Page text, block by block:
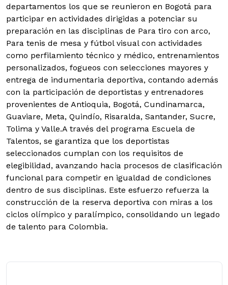
departamentos los que se reunieron en Bogotá para
participar en actividades dirigidas a potenciar su
preparación en las disciplinas de Para tiro con arco,
Para tenis de mesa y fútbol visual con actividades
como perfilamiento técnico y médico, entrenamientos
personalizados, fogueos con selecciones mayores y
entrega de indumentaria deportiva, contando además
con la participación de deportistas y entrenadores
provenientes de Antioquia, Bogotá, Cundinamarca,
Guaviare, Meta, Quindío, Risaralda, Santander, Sucre,
Tolima y Valle.A través del programa Escuela de
Talentos, se garantiza que los deportistas
seleccionados cumplan con los requisitos de
elegibilidad, avanzando hacia procesos de clasificación
funcional para competir en igualdad de condiciones
dentro de sus disciplinas. Este esfuerzo refuerza la
construcción de la reserva deportiva con miras a los
ciclos olímpico y paralímpico, consolidando un legado
de talento para Colombia.